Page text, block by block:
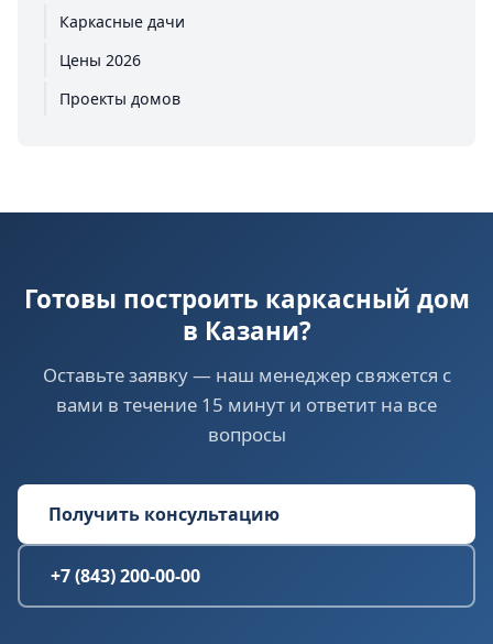
Каркасные дачи
Цены 2026
Проекты домов
Готовы построить каркасный дом
в Казани?
Оставьте заявку — наш менеджер свяжется с
вами в течение 15 минут и ответит на все
вопросы
Получить консультацию
+7 (843) 200-00-00